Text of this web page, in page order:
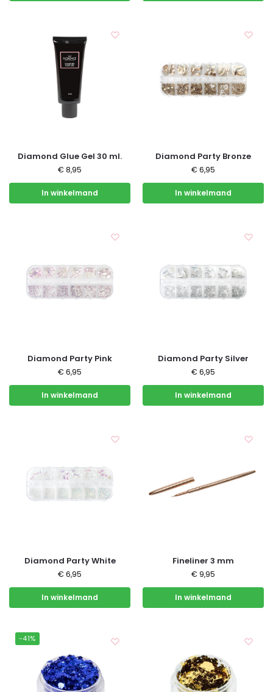
Diamond Glue Gel 30 ml.
€ 8,95
In winkelmand
Diamond Party Bronze
€ 6,95
In winkelmand
Diamond Party Pink
€ 6,95
In winkelmand
Diamond Party Silver
€ 6,95
In winkelmand
Diamond Party White
€ 6,95
In winkelmand
Fineliner 3 mm
€ 9,95
In winkelmand
-41%